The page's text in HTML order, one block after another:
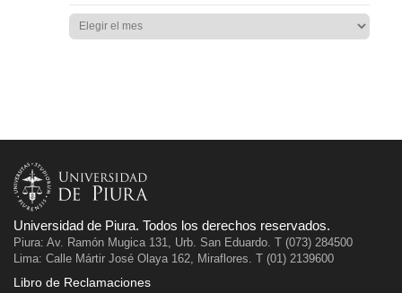
Universidad de Piura. Todos los derechos reservados.
Piura: Av. Ramón Mugica 131, Urb. San Eduardo. T (073) 284500
Lima: Calle Mártir José Olaya 162, Miraflores. T (01) 2139600
Libro de Reclamaciones